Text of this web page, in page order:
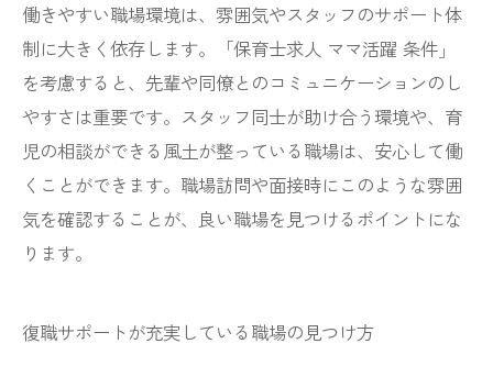
働きやすい職場環境は、雰囲気やスタッフのサポート体
制に大きく依存します。「保育士求人 ママ活躍 条件」
を考慮すると、先輩や同僚とのコミュニケーションのし
やすさは重要です。スタッフ同士が助け合う環境や、育
児の相談ができる風土が整っている職場は、安心して働
くことができます。職場訪問や面接時にこのような雰囲
気を確認することが、良い職場を見つけるポイントにな
ります。
復職サポートが充実している職場の見つけ方